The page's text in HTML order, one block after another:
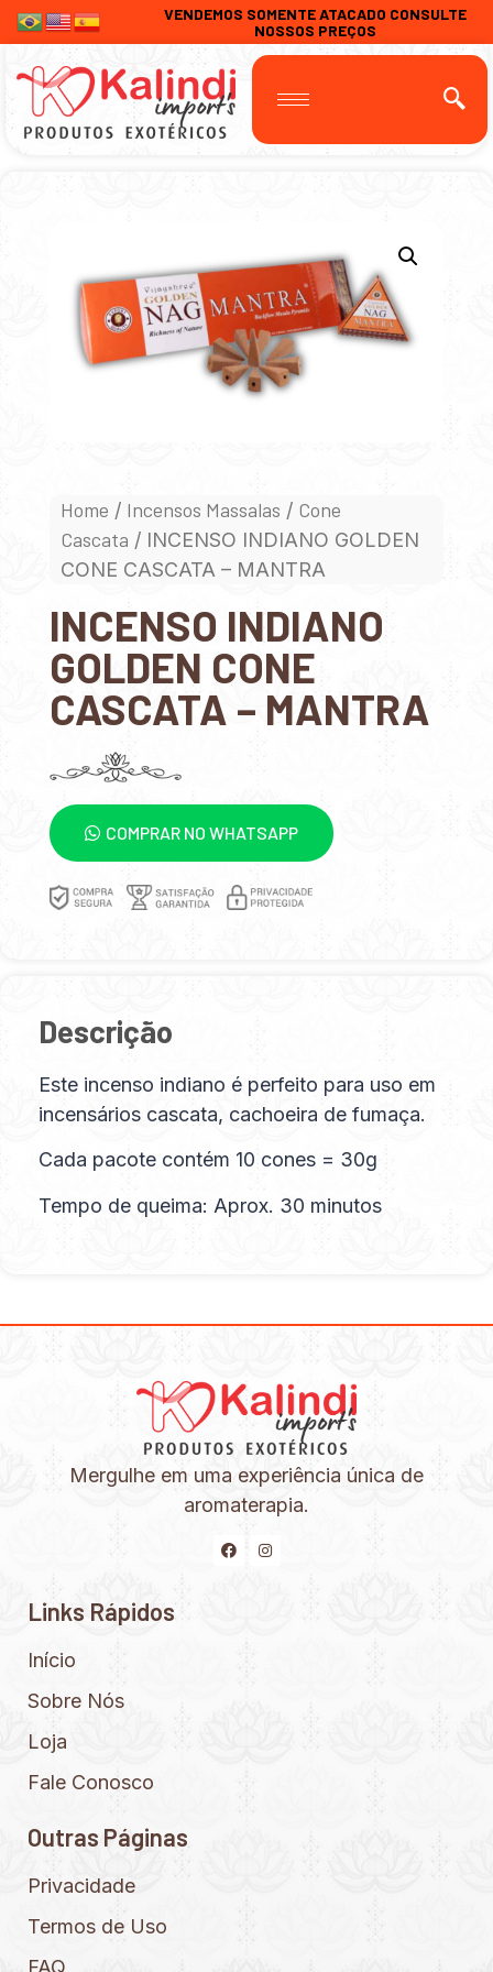
VENDEMOS SOMENTE ATACADO CONSULTE
NOSSOS PREÇOS
Home / Incensos Massalas / Cone
Cascata / INCENSO INDIANO GOLDEN
CONE CASCATA – MANTRA
INCENSO INDIANO
GOLDEN CONE
CASCATA – MANTRA
COMPRAR NO WHATSAPP
Descrição
Este incenso indiano é perfeito para uso em
incensários cascata, cachoeira de fumaça.
Cada pacote contém 10 cones = 30g
Tempo de queima: Aprox. 30 minutos
Mergulhe em uma experiência única de
aromaterapia.
Links Rápidos
Início
Sobre Nós
Loja
Fale Conosco
Outras Páginas
Privacidade
Termos de Uso
FAQ